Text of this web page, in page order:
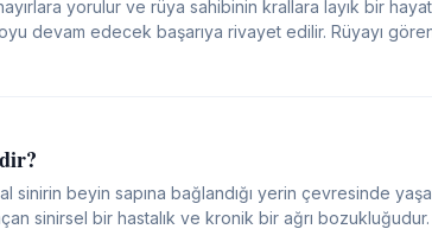
yorulur ve rüya sahibinin krallara layık bir hayat
devam edecek başarıya rivayet edilir. Rüyayı
yaşanacağına, sermayesinin...
sinirin beyin sapına bağlandığı yerin çevresinde
sinirsel bir hastalık ve kronik bir ağrı bozukluğudur.